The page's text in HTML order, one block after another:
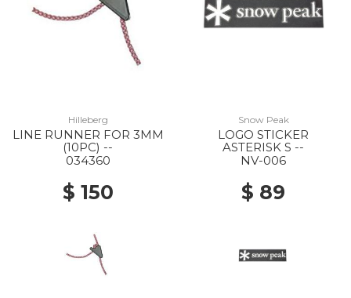
Hilleberg
LINE RUNNER FOR 3MM
(10PC) --
034360
$ 150
Snow Peak
LOGO STICKER
ASTERISK S --
NV-006
$ 89